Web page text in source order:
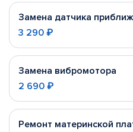
Замена датчика
3 290 ₽
Замена вибромотора
2 690 ₽
Ремонт материнской